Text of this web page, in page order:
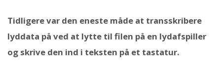
Tidligere var den eneste måde at transskribere
lyddata på ved at lytte til filen på en lydafspiller
og skrive den ind i teksten på et tastatur.